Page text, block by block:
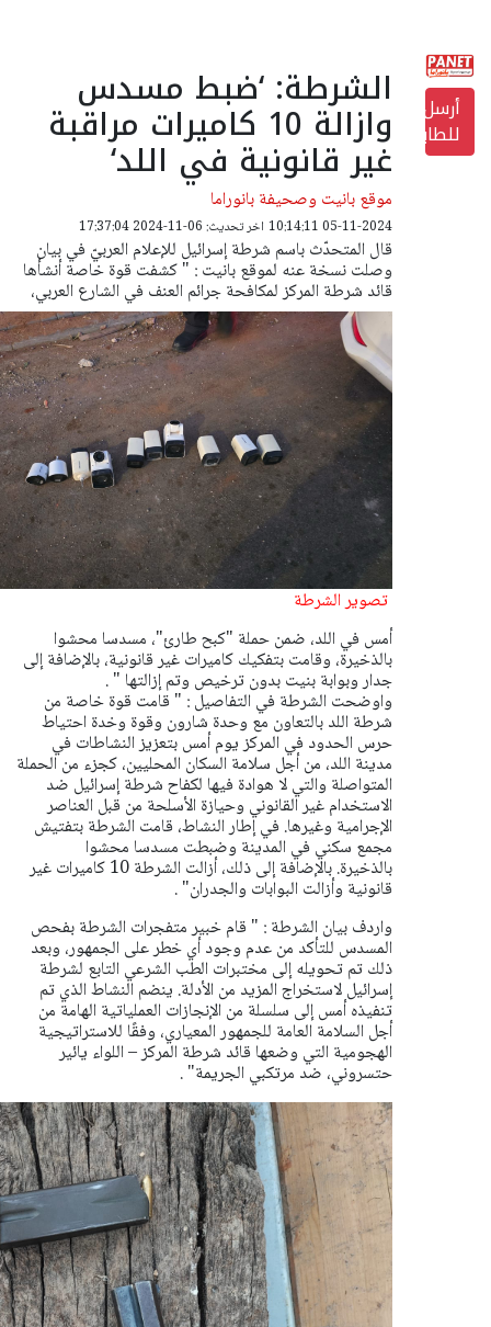
أرسل
للطابعة
الشرطة: ‘ضبط مسدس
وازالة 10 كاميرات مراقبة
غير قانونية في اللد‘
موقع بانيت وصحيفة بانوراما
05-11-2024 10:14:11 اخر تحديث: 06-11-2024 17:37:04
قال المتحدّث باسم شرطة إسرائيل للإعلام العربيّ في بيان
وصلت نسخة عنه لموقع بانيت : " كشفت قوة خاصة أنشأها
قائد شرطة المركز لمكافحة جرائم العنف في الشارع العربي،
تصوير الشرطة
أمس في اللد، ضمن حملة "كبح طارئ"، مسدسا محشوا
بالذخيرة، وقامت بتفكيك كاميرات غير قانونية، بالإضافة إلى
جدار وبوابة بنيت بدون ترخيص وتم إزالتها " .
واوضحت الشرطة في التفاصيل : " قامت قوة خاصة من
شرطة اللد بالتعاون مع وحدة شارون وقوة وخدة احتياط
حرس الحدود في المركز يوم أمس بتعزيز النشاطات في
مدينة اللد، من أجل سلامة السكان المحليين، كجزء من الحملة
المتواصلة والتي لا هوادة فيها لكفاح شرطة إسرائيل ضد
الاستخدام غير القانوني وحيازة الأسلحة من قبل العناصر
الإجرامية وغيرها. في إطار النشاط، قامت الشرطة بتفتيش
مجمع سكني في المدينة وضبطت مسدسا محشوا
بالذخيرة. بالإضافة إلى ذلك، أزالت الشرطة 10 كاميرات غير
قانونية وأزالت البوابات والجدران" .
واردف بيان الشرطة : " قام خبير متفجرات الشرطة بفحص
المسدس للتأكد من عدم وجود أي خطر على الجمهور، وبعد
ذلك تم تحويله إلى مختبرات الطب الشرعي التابع لشرطة
إسرائيل لاستخراج المزيد من الأدلة. ينضم النشاط الذي تم
تنفيذه أمس إلى سلسلة من الإنجازات العملياتية الهامة من
أجل السلامة العامة للجمهور المعياري، وفقًا للاستراتيجية
الهجومية التي وضعها قائد شرطة المركز – اللواء يائير
حتسروني، ضد مرتكبي الجريمة" .